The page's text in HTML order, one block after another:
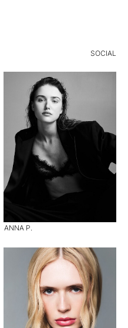
SOCIAL
ANNA P.